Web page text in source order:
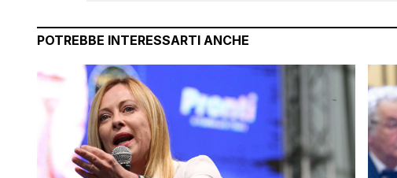
POTREBBE INTERESSARTI ANCHE